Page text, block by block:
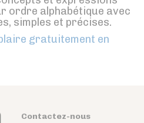
ordre alphabétique avec
simples et précises.
gratuitement en
Contactez-nous